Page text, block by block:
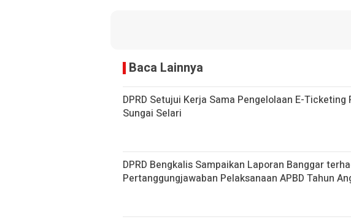
Baca Lainnya
DPRD Setujui Kerja Sama Pengelolaan E-Ticketing
Sungai Selari
DPRD Bengkalis Sampaikan Laporan Banggar
Pertanggungjawaban Pelaksanaan APBD Tahun